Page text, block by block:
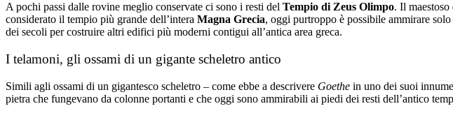
A pochi passi dalle rovine meglio conservate ci sono i resti del Tempio di Zeus Olimpo. Il
considerato il tempio più grande dell’intera Magna Grecia, oggi purtroppo è possibile ammirare
dei secoli per costruire altri edifici più moderni contigui all’antica area greca.
I telamoni, gli ossami di un gigante scheletro antico
Simili agli ossami di un gigantesco scheletro – come ebbe a descrivere Goethe in uno dei suoi
pietra che fungevano da colonne portanti e che oggi sono ammirabili ai piedi dei resti dell’antico